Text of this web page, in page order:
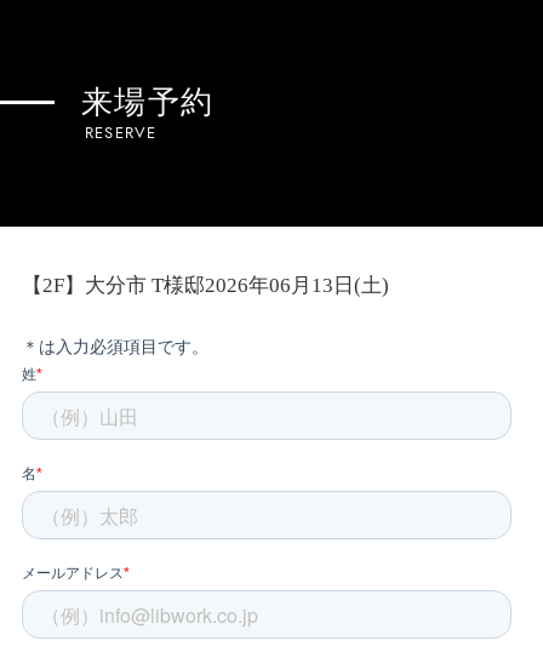
来場予約
RESERVE
【2F】大分市 T様邸2026年06月13日(土)